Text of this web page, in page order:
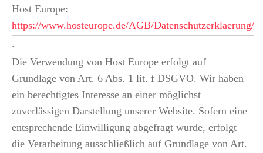
Host Europe:
https://www.hosteurope.de/AGB/Datenschutzerklaerung/
.
Die Verwendung von Host Europe erfolgt auf
Grundlage von Art. 6 Abs. 1 lit. f DSGVO. Wir haben
ein berechtigtes Interesse an einer möglichst
zuverlässigen Darstellung unserer Website. Sofern eine
entsprechende Einwilligung abgefragt wurde, erfolgt
die Verarbeitung ausschließlich auf Grundlage von Art.